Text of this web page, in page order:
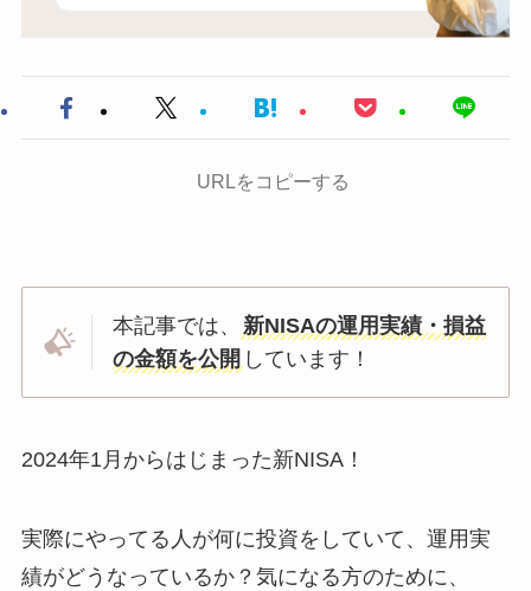
URLをコピーする
本記事では、
新NISAの運用実績・損益
の金額を公開 しています！
2024年1月からはじまった新NISA！
実際にやってる人が何に投資をしていて、運用実
績がどうなっているか？気になる方のために、